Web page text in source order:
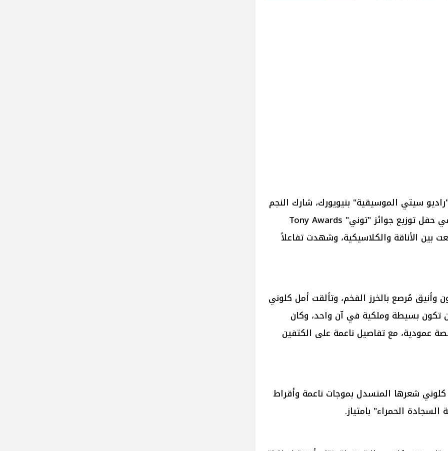
سيتي الموسيقية" بنيويورك، شارك النجم
العالمي جورج كلوني وزوجته أمل في حفل توزيع جوائز "توني" Tony Awards
جمعت بين الأناقة والكلاسيكية، وشهدت تفاعلاً
وأنيق مُرصع بالخرز الفخم، وتألقت أمل كلوني
تكون بسيطة وملكية في آن واحد، وكان
عمودية، مع تفاصيل ناعمة على الكتفين
كلوني شعرها المنسدل بموجات ناعمة وأقراط
السجادة الحمراء" بامتياز.